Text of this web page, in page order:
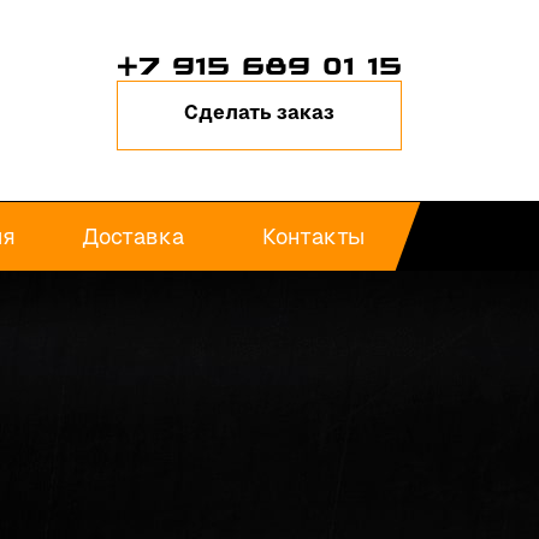
+7 915 689 01 15
Сделать заказ
Доставка Контакты